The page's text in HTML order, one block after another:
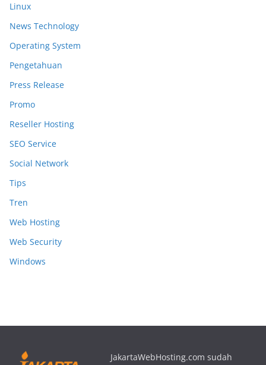
Linux
News Technology
Operating System
Pengetahuan
Press Release
Promo
Reseller Hosting
SEO Service
Social Network
Tips
Tren
Web Hosting
Web Security
Windows
JakartaWebHosting.com sudah